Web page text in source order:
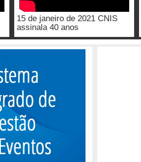
15 de janeiro de 2021 CNIS
assinala 40 anos